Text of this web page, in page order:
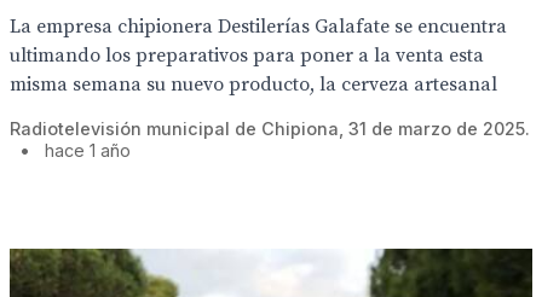
La empresa chipionera Destilerías Galafate se encuentra
ultimando los preparativos para poner a la venta esta
misma semana su nuevo producto, la cerveza artesanal
Radiotelevisión municipal de Chipiona, 31 de marzo de 2025.
•
hace 1 año